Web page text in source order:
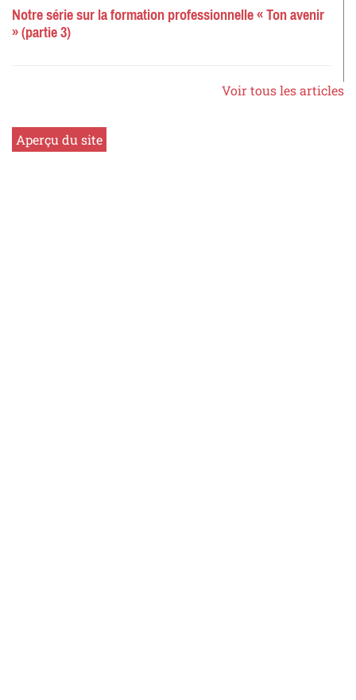
Notre série sur la formation professionnelle « Ton avenir
» (partie 3)
Voir tous les articles
Aperçu du site